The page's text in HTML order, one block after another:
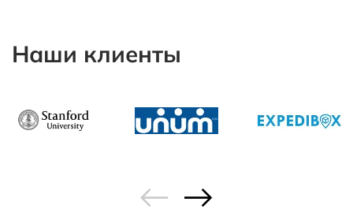
Наши клиенты